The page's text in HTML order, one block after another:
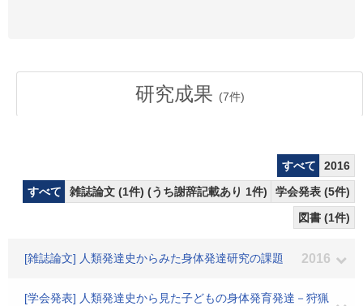
研究成果 (7件)
すべて
2016
すべて
雑誌論文 (1件) (うち謝辞記載あり 1件)
学会発表 (5件)
図書 (1件)
[雑誌論文] 人類発達史からみた身体発達研究の課題 2016
[学会発表] 人類発達史から見た子どもの身体発育発達－狩猟